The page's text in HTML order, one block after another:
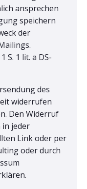
ansprechen
speichern
der
S. 1 lit. a DS-
des
widerrufen
Den Widerruf
in jeder
Link oder per
oder durch